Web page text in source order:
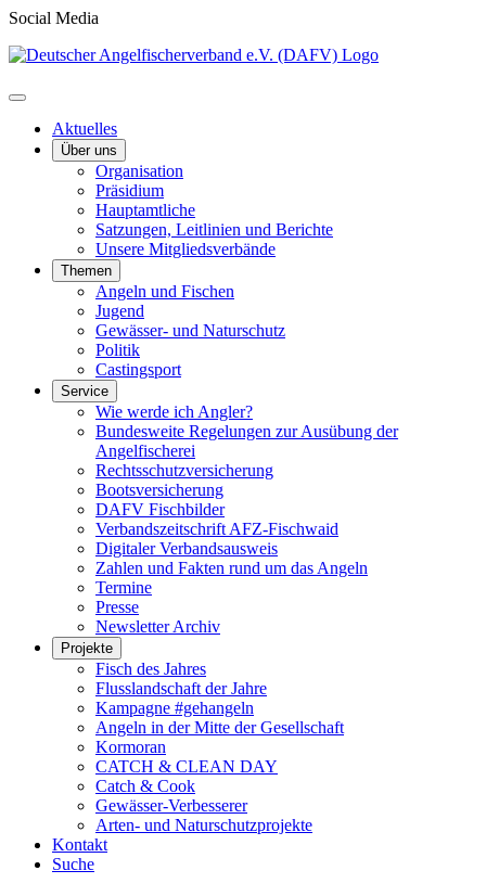
Social Media
Aktuelles
Über uns
Organisation
Präsidium
Hauptamtliche
Satzungen, Leitlinien und Berichte
Unsere Mitgliedsverbände
Themen
Angeln und Fischen
Jugend
Gewässer- und Naturschutz
Politik
Castingsport
Service
Wie werde ich Angler?
Bundesweite Regelungen zur Ausübung der
Angelfischerei
Rechtsschutzversicherung
Bootsversicherung
DAFV Fischbilder
Verbandszeitschrift AFZ-Fischwaid
Digitaler Verbandsausweis
Zahlen und Fakten rund um das Angeln
Termine
Presse
Newsletter Archiv
Projekte
Fisch des Jahres
Flusslandschaft der Jahre
Kampagne #gehangeln
Angeln in der Mitte der Gesellschaft
Kormoran
CATCH & CLEAN DAY
Catch & Cook
Gewässer-Verbesserer
Arten- und Naturschutzprojekte
Kontakt
Suche